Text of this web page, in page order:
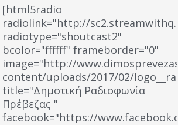
[html5radio
radiolink="http://
radiotype="shoutcast2"
bcolor="ffffff" frameborder="0"
image="http://
content/uploads/2017/02/
title="Δημοτική Ραδιοφωνία
Πρέβεζας "
facebook="https://